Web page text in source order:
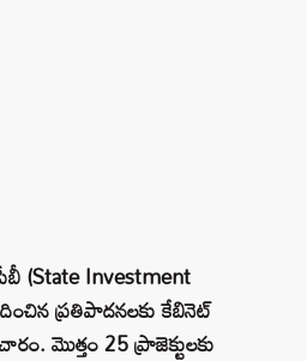
Investment
ప్రతిపాదనలకు కేబినెట్
మొత్తం 25 ప్రాజెక్టులకు